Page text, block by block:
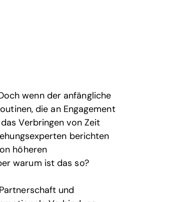
wenn der anfängliche
die an Engagement
Verbringen von Zeit
berichten
höheren
warum ist das so?
und